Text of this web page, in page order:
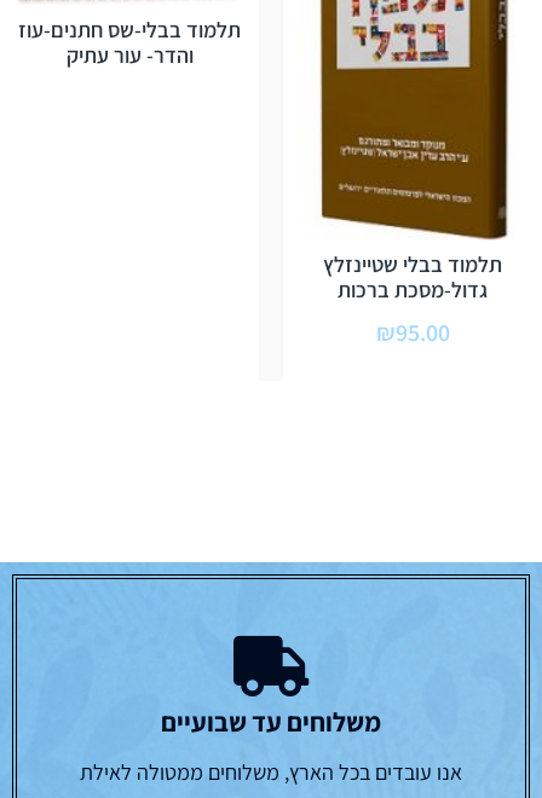
תלמוד בבלי שטיינזלץ
גדול-מסכת ברכות
₪95.00
תלמוד בבלי-שס חתנים-עוז
והדר- עור עתיק
משלוחים עד שבועיים
אנו עובדים בכל הארץ, משלוחים ממטולה לאילת